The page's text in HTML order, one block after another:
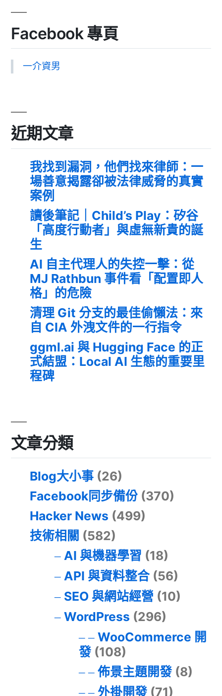
Facebook 專頁
一介資男
近期文章
我找到漏洞，他們找來律師：一
場善意揭露卻被法律威脅的真實
案例
讀後筆記｜Child’s Play：矽谷
「高度行動者」與虛無新貴的誕
生
AI 自主代理人的失控一擊：從
MJ Rathbun 事件看「配置即人
格」的危險
清理 Git 分支的最佳偷懶法：來
自 CIA 外洩文件的一行指令
ggml.ai 與 Hugging Face 的正
式結盟：Local AI 生態的重要里
程碑
文章分類
Blog大小事 (26)
Facebook同步備份 (370)
Hacker News (499)
技術相關 (582)
AI 與機器學習 (18)
API 與資料整合(56)
SEO 與網站經營 (10)
WordPress (296)
WooCommerce 開
發(108)
佈景主題開發(8)
外掛開發(71)